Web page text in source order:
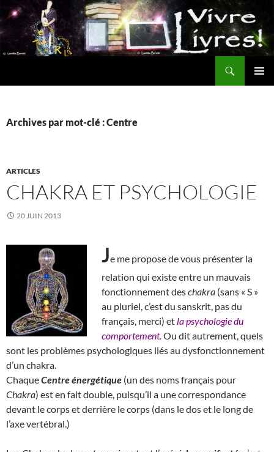
Aller
au
contenu
Archives par mot-clé : Centre
ARTICLES
CHAKRA ET PSYCHOLOGIE
20 JUIN 2013
Je me propose de vous présenter la
relation qui existe entre un mauvais
fonctionnement deschakra (sans « S »
au pluriel, c’est du sanskrit, pas du
français, merci) et la psychologie du
comportement. Ou dit autrement, quels
sont les problèmes psychologiques liés au dysfonctionnement
d’un chakra.
ChaqueCentre énergétique (un des noms français pour
Chakra) est en fait double, puisqu’il a une correspondance
devant le corps et derrière le corps (dans le dos et le long de
l’axe vertébral.)